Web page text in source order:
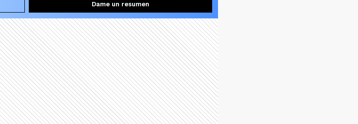
Dame un resumen